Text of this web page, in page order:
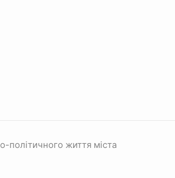
політичного життя міста